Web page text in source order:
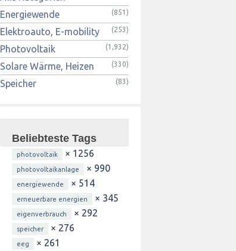
Energiewende
(851)
Elektroauto, E-mobility (253)
Photovoltaik (1,932)
Solare Wärme, Heizen (330)
Speicher (83)
Beliebteste Tags
photovoltaik × 1256
photovoltaikanlage × 990
energiewende × 514
erneuerbare energien × 345
eigenverbrauch × 292
speicher × 276
eeg × 261